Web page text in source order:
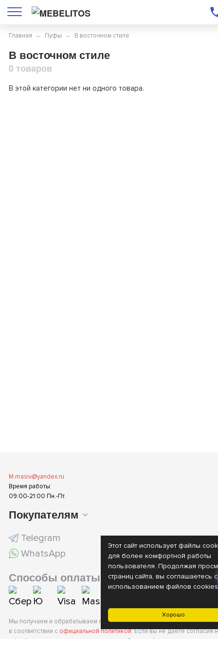
Хорошо
Этот сайт использует файлы
для более комфортной работы
пользователя. Продолжая
страниц сайта, вы соглашаетесь с
использованием файлов
Главная Пуфы В восточном стиле
В восточном стиле
0 товаров
В этой категории нет ни одного товара.
M.masiv@yandex.ru
Время работы:
09:00-21:00 Пн.-Пт.
Покупателям
Telegram
WhatsApp
Способы оплаты
Мы получаем и обрабатываем персональные данные посетителей
в соответствии с официальной политикой. Если вы не даете согласия
обработку своих персональных данных, Вам необходимо покинуть наш